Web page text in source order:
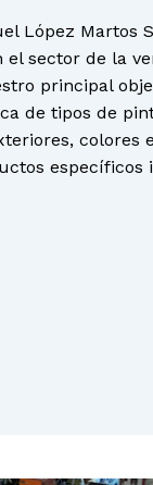
López Martos
el sector de la
principal
de tipos de
colores
específicos